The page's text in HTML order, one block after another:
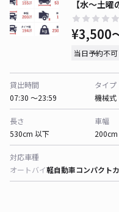
【水～土曜
¥3,500
当日予約不可
貸出時間
07:30 〜23:59
タイプ
機械式
長さ
530cm 以下
車幅
対応車種
オートバイ軽自動車コンパクト